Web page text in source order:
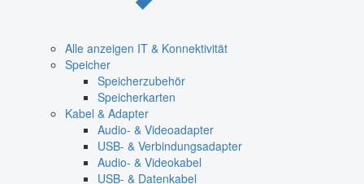
Alle anzeigen IT & Konnektivität
Speicher
Speicherzubehör
Speicherkarten
Kabel & Adapter
Audio- & Videoadapter
USB- & Verbindungsadapter
Audio- & Videokabel
USB- & Datenkabel